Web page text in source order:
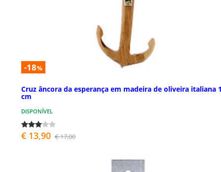
-18%
Cruz âncora da esperança em madeira de oliveira italiana
cm
DISPONÍVEL
€ 13,90 € 17,00